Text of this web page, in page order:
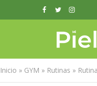
Inicio » GYM » Rutinas »